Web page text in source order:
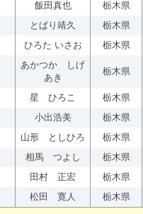
飯田真也 栃木県
とばり靖久 栃木県
ひろた いさお 栃木県
あかつか しげ
あき
栃木県
星 ひろこ 栃木県
小出浩美 栃木県
山形 としひろ 栃木県
相馬 つよし 栃木県
田村 正宏 栃木県
松田 寛人 栃木県